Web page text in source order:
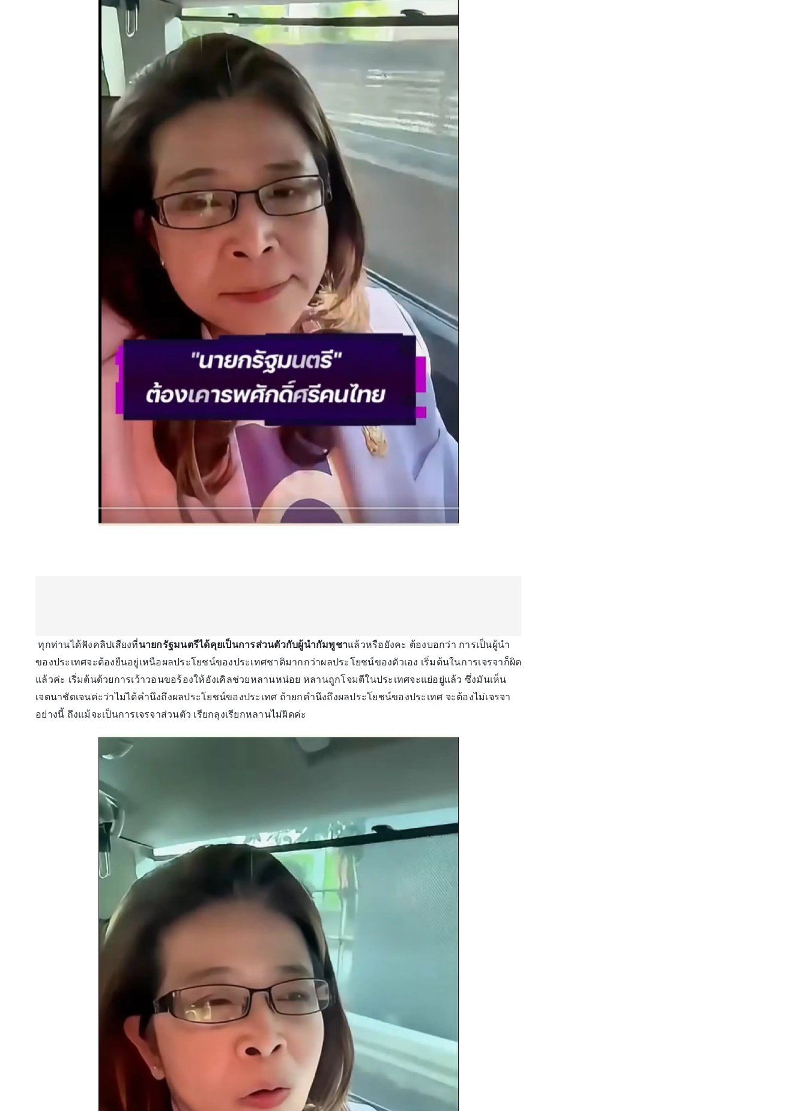
ทุกท่านได้ฟังคลิปเสียงที่นายกรัฐมนตรีได้คุยเป็นการส่วนตัวกับผู้นำกัมพูชาแล้วหรือยังคะ ต้องบอกว่า การเป็นผู้นำ
ของประเทศจะต้องยืนอยู่เหนือผลประโยชน์ของประเทศชาติมากกว่าผลประโยชน์ของตัวเอง เริ่มต้นในการเจรจาก็ผิด
แล้วค่ะ เริ่มต้นด้วยการเว้าวอนขอร้องให้อังเคิลช่วยหลานหน่อย หลานถูกโจมตีในประเทศจะแย่อยู่แล้ว ซึ่งมันเห็น
เจตนาชัดเจนค่ะว่าไม่ได้คำนึงถึงผลประโยชน์ของประเทศ ถ้ายกคำนึงถึงผลประโยชน์ของประเทศ จะต้องไม่เจรจา
อย่างนี้ ถึงแม้จะเป็นการเจรจาส่วนตัว เรียกลุงเรียกหลานไม่ผิดค่ะ